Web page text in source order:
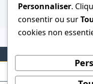
Personnaliser.
consentir ou sur
cookies non